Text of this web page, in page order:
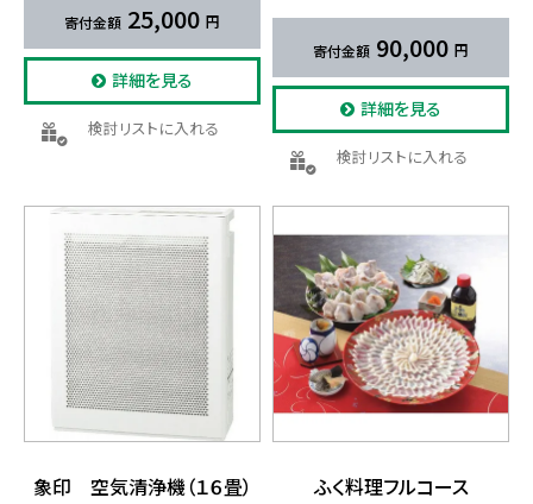
25,000
詳細を見る
検討リストに入れる
90,000
詳細を見る
検討リストに入れる
象印 ​空​気清浄機​（１６畳） ふく​料理フルコース